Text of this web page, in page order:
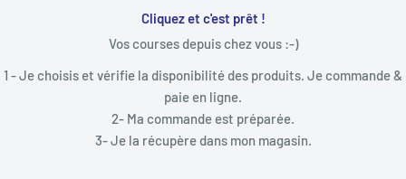
courses depuis chez vous :-)
la disponibilité des produits. Je commande &
commande est préparée.
récupère dans mon magasin.